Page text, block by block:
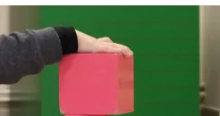
L’aire de Langage
L’aire de Mathématiques
Déroulement d’une
journée
Inscription et tarifs